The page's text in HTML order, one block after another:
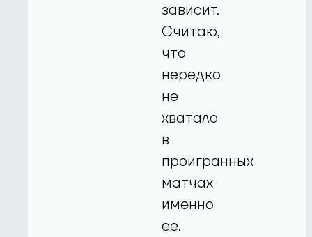
зависит.
Считаю,
что
нередко
не
хватало
в
проигранных
матчах
именно
ее.